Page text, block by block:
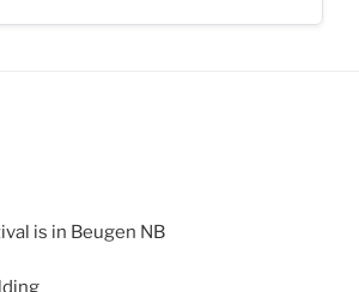
is in Beugen NB